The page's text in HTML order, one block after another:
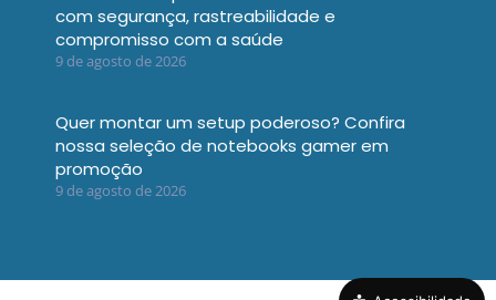
com segurança, rastreabilidade e
compromisso com a saúde
9 de agosto de 2026
Quer montar um setup poderoso? Confira
nossa seleção de notebooks gamer em
promoção
9 de agosto de 2026